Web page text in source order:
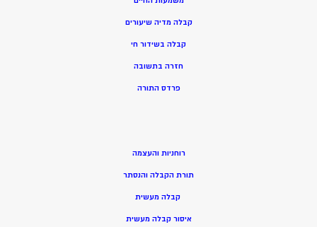
קבלה מדיה שיעורים
קבלה בשידור חי
חזרה בתשובה
פרדס התורה
רוחניות והעצמה
תורת הקבלה והנסתר
קבלה מעשית
איסור קבלה מעשית